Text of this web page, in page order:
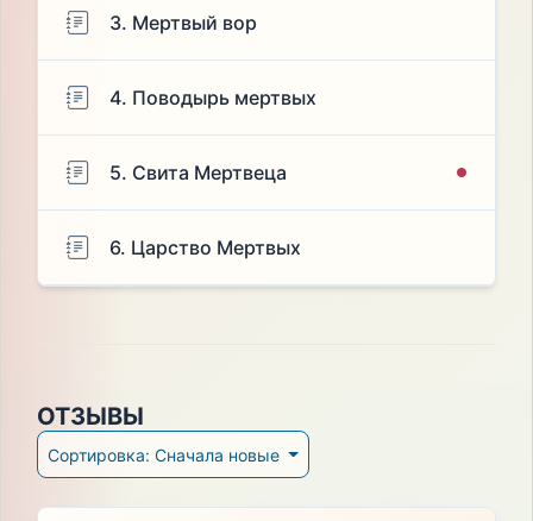
3. Мертвый вор
4. Поводырь мертвых
5. Свита Мертвеца
6. Царство Мертвых
ОТЗЫВЫ
Сортировка: Сначала новые